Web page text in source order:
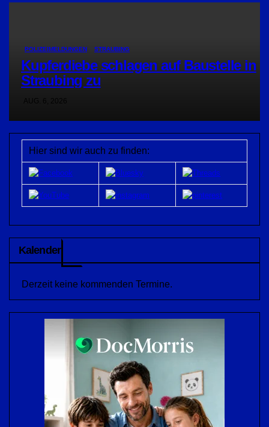
POLIZEIMELDUNGEN STRAUBING
Kupferdiebe schlagen auf Baustelle in
Straubing zu
Hier sind wir auch zu finden:
Kalender
Derzeit keine kommenden Termine.